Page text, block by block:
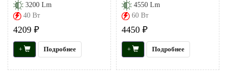
3200 Lm
40 Вт
4209 ₽
+ Подробнее
4550 Lm
60 Вт
4450 ₽
+ Подробнее